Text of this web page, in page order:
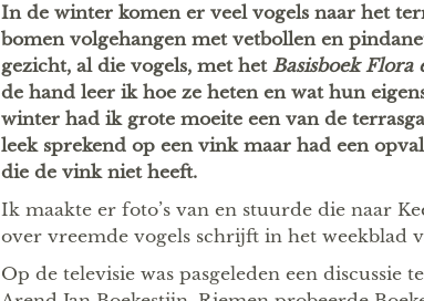
In de winter komen er veel vogels naar het
bomen volgehangen met vetbollen en
gezicht, al die vogels, met het Basisboek Flora
de hand leer ik hoe ze heten en wat hun
winter had ik grote moeite een van de
leek sprekend op een vink maar had een
die de vink niet heeft.
Ik maakte er foto’s van en stuurde die naar
over vreemde vogels schrijft in het weekblad
Op de televisie was pasgeleden een discussie